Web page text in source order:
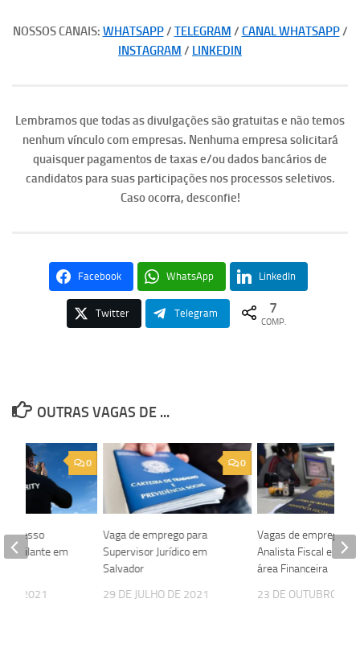
NOSSOS CANAIS: WHATSAPP/ TELEGRAM / CANAL WHATSAPP/
INSTAGRAM / LINKEDIN
Lembramos que todas as divulgações são gratuitas e não temos
nenhum vínculo com empresas. Nenhuma empresa solicitará
quaisquer pagamentos de taxas e/ou dados bancários de
candidatos para suas participações nos processos seletivos.
Caso ocorra, desconfie!
Facebook WhatsApp LinkedIn
Twitter Telegram 7
COMP.
OUTRAS VAGAS DE ...
0
Vaga de emprego para
Supervisor Jurídico em
Salvador
29 DE JULHO DE 2021
Vagas de emprego
Analista Fiscal e
área Financeira
23 DE OUTUBRO DE
0
Vigilante em
DE 2021